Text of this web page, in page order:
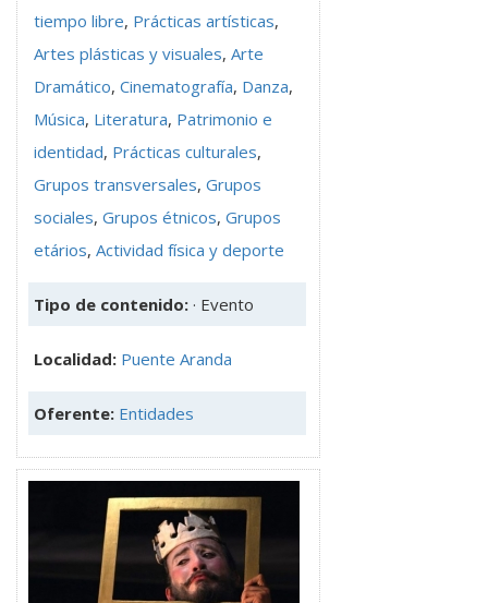
tiempo libre, Prácticas artísticas,
Artes plásticas y visuales, Arte
Dramático, Cinematografía, Danza,
Música, Literatura, Patrimonio e
identidad, Prácticas culturales,
Grupos transversales, Grupos
sociales, Grupos étnicos, Grupos
etários, Actividad física y deporte
Tipo de contenido: · Evento
Localidad: Puente Aranda
Oferente: Entidades